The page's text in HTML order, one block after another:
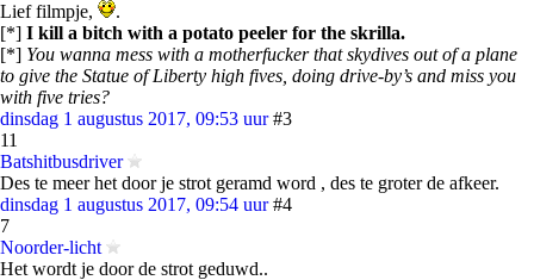
Lief filmpje,
.
[*] I kill a bitch with a potato peeler for the skrilla.
[*] You wanna mess with a motherfucker that skydives out of a plane
to give the Statue of Liberty high fives, doing drive-by’s and miss you
with five tries?
dinsdag 1 augustus 2017, 09:53 uur #3
11
Batshitbusdriver
Des te meer het door je strot geramd word , des te groter de afkeer.
dinsdag 1 augustus 2017, 09:54 uur #4
7
Noorder-licht
Het wordt je door de strot geduwd..